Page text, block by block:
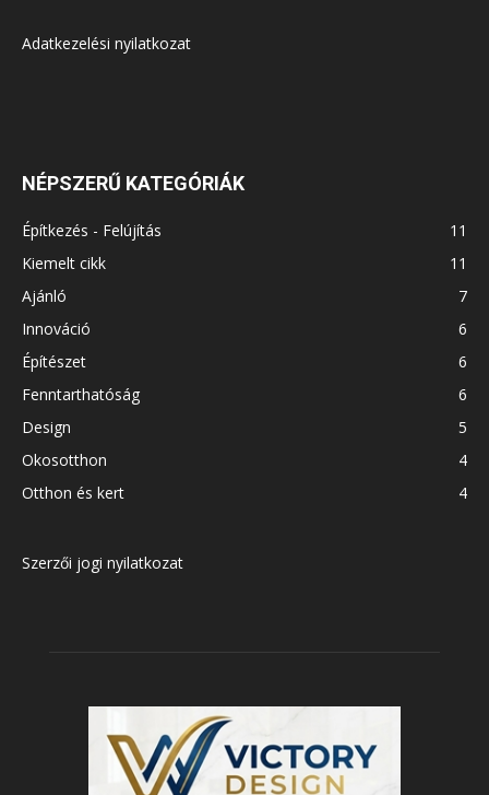
Adatkezelési nyilatkozat
NÉPSZERŰ KATEGÓRIÁK
Építkezés - Felújítás
11
Kiemelt cikk
11
Ajánló
7
Innováció
6
Építészet
6
Fenntarthatóság
6
Design
5
Okosotthon
4
Otthon és kert
4
Szerzői jogi nyilatkozat